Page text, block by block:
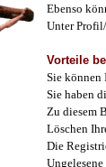
Ebenso
Unter
Vorteile
Sie können
Sie haben
Zu diesem
Löschen
Die